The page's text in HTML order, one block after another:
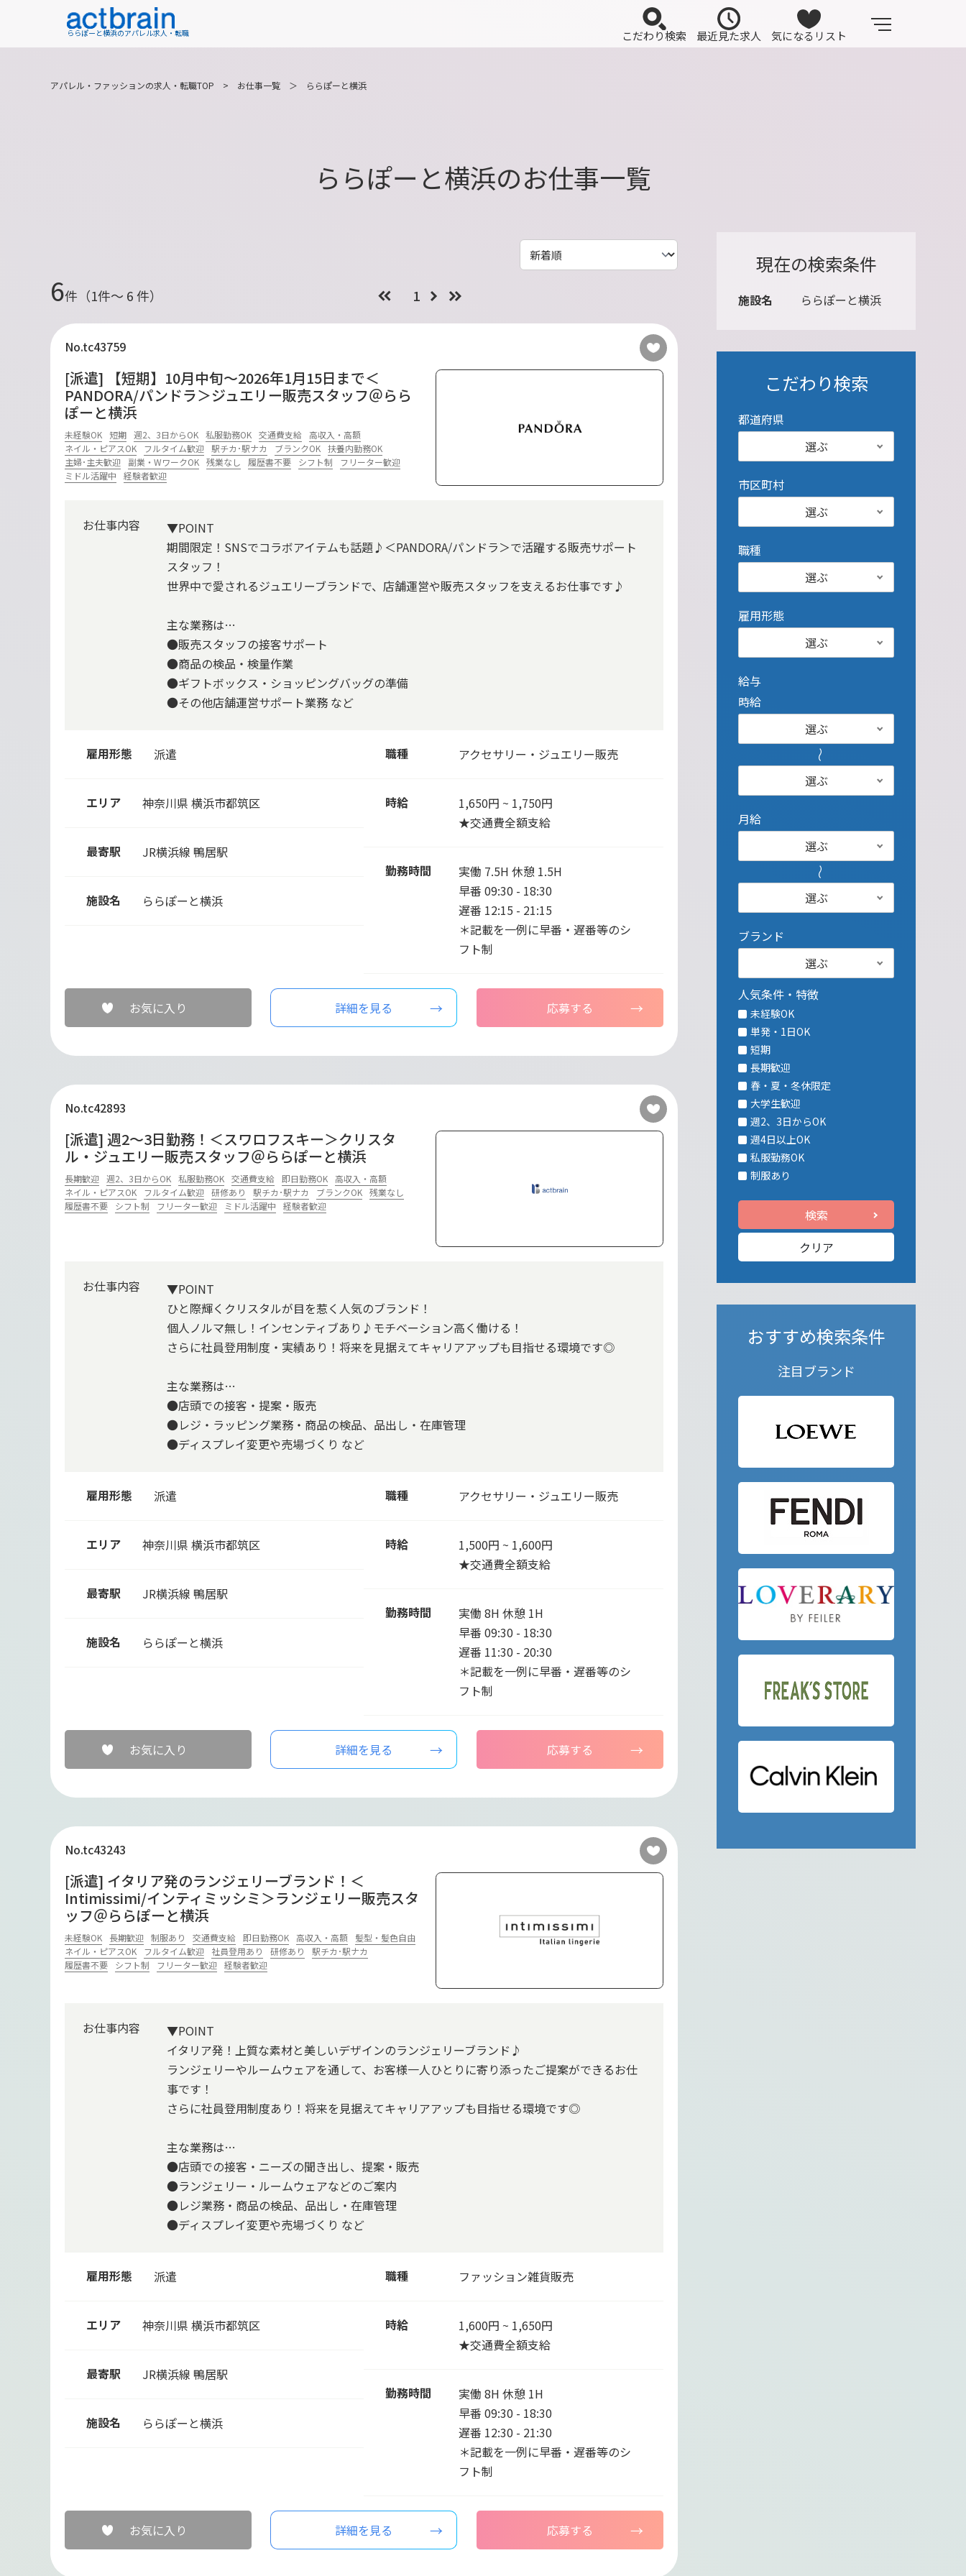
ららぽーと横浜のアパレル求人・転職 こだわり検索 最近見た求人 気になるリスト
アパレル・ファッションの求人・転職TOP > お仕事一覧＞ ららぽーと横浜
ららぽーと横浜のお仕事一覧
6件（1件〜 6 件） 1
No.tc43759
[派遣] 【短期】10月中旬～2026年1月15日まで＜
PANDORA/パンドラ＞ジュエリー販売スタッフ＠らら
ぽーと横浜
未経験OK 短期 週2、3日からOK 私服勤務OK 交通費支給
高収入・高額
ネイル・ピアスOK
フルタイム歓迎 駅チカ･駅ナカ ブランクOK 扶養内勤務OK
主婦･主夫歓迎
副業・WワークOK 残業なし 履歴書不要 シフト制
フリーター歓迎
ミドル活躍中
経験者歓迎
お仕事内容
▼POINT
期間限定！SNSでコラボアイテムも話題♪＜PANDORA/パンドラ＞で活躍する販売サポート
スタッフ！
世界中で愛されるジュエリーブランドで、店舗運営や販売スタッフを支えるお仕事です♪
主な業務は…
●販売スタッフの接客サポート
●商品の検品・検量作業
●ギフトボックス・ショッピングバッグの準備
●その他店舗運営サポート業務 など
雇用形態 派遣
エリア 神奈川県 横浜市都筑区
最寄駅 JR横浜線 鴨居駅
施設名 ららぽーと横浜
職種 アクセサリー・ジュエリー販売
時給
1,650円 ~ 1,750円
★交通費全額支給
勤務時間
実働 7.5H 休憩 1.5H
早番 09:30 - 18:30
遅番 12:15 - 21:15
＊記載を一例に早番・遅番等のシ
フト制
お気に入り 詳細を見る 応募する
No.tc42893
[派遣] 週2～3日勤務！＜スワロフスキー＞クリスタ
ル・ジュエリー販売スタッフ＠ららぽーと横浜
長期歓迎 週2、3日からOK 私服勤務OK 交通費支給 即日勤務OK
高収入・高額
ネイル・ピアスOK
フルタイム歓迎 研修あり 駅チカ･駅ナカ ブランクOK 残業なし
履歴書不要
シフト制 フリーター歓迎 ミドル活躍中 経験者歓迎
お仕事内容
▼POINT
ひと際輝くクリスタルが目を惹く人気のブランド！
個人ノルマ無し！インセンティブあり♪モチベーション高く働ける！
さらに社員登用制度・実績あり！将来を見据えてキャリアアップも目指せる環境です◎
主な業務は…
●店頭での接客・提案・販売
●レジ・ラッピング業務・商品の検品、品出し・在庫管理
●ディスプレイ変更や売場づくり など
雇用形態 派遣
エリア 神奈川県 横浜市都筑区
最寄駅 JR横浜線 鴨居駅
施設名 ららぽーと横浜
職種 アクセサリー・ジュエリー販売
時給
1,500円 ~ 1,600円
★交通費全額支給
勤務時間
実働 8H 休憩 1H
早番 09:30 - 18:30
遅番 11:30 - 20:30
＊記載を一例に早番・遅番等のシ
フト制
お気に入り 詳細を見る 応募する
No.tc43243
[派遣] イタリア発のランジェリーブランド！＜
Intimissimi/インティミッシミ＞ランジェリー販売スタ
ッフ＠ららぽーと横浜
未経験OK 長期歓迎 制服あり 交通費支給 即日勤務OK 高収入・高額
髪型・髪色自由
ネイル・ピアスOK
フルタイム歓迎 社員登用あり 研修あり
駅チカ･駅ナカ
履歴書不要
シフト制 フリーター歓迎 経験者歓迎
お仕事内容
▼POINT
イタリア発！上質な素材と美しいデザインのランジェリーブランド♪
ランジェリーやルームウェアを通して、お客様一人ひとりに寄り添ったご提案ができるお仕
事です！
さらに社員登用制度あり！将来を見据えてキャリアアップも目指せる環境です◎
主な業務は…
●店頭での接客・ニーズの聞き出し、提案・販売
●ランジェリー・ルームウェアなどのご案内
●レジ業務・商品の検品、品出し・在庫管理
●ディスプレイ変更や売場づくり など
雇用形態 派遣
エリア 神奈川県 横浜市都筑区
最寄駅 JR横浜線 鴨居駅
施設名 ららぽーと横浜
職種 ファッション雑貨販売
時給
1,600円 ~ 1,650円
★交通費全額支給
勤務時間
実働 8H 休憩 1H
早番 09:30 - 18:30
遅番 12:30 - 21:30
＊記載を一例に早番・遅番等のシ
フト制
お気に入り 詳細を見る 応募する
現在の検索条件
施設名 ららぽーと横浜
こだわり検索
都道府県
選ぶ
市区町村
選ぶ
職種
選ぶ
雇用形態
選ぶ
給与
時給
選ぶ
選ぶ
月給
選ぶ
選ぶ
ブランド
選ぶ
人気条件・特徴
未経験OK
単発・1日OK
短期
長期歓迎
春・夏・冬休限定
大学生歓迎
週2、3日からOK
週4日以上OK
私服勤務OK
制服あり
検索
クリア
おすすめ検索条件
注目ブランド